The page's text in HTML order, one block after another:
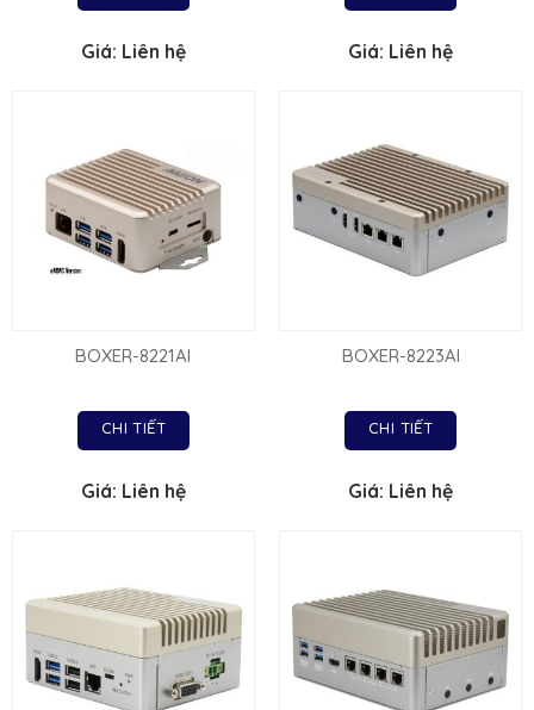
Giá: Liên hệ Giá: Liên hệ
BOXER-8221AI
CHI TIẾT
Giá: Liên hệ
BOXER-8223AI
CHI TIẾT
Giá: Liên hệ